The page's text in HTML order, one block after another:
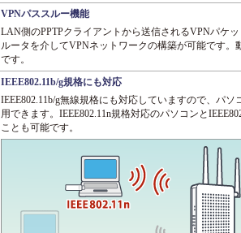
VPNパススルー機能
LAN側のPPTPクライアントから送信されるVPNパケ
ルータを介してVPNネットワークの構築が可能です
です。
IEEE802.11b/g規格にも対応
IEEE802.11b/g無線規格にも対応していますので、パ
用できます。IEEE802.11n規格対応のパソコンと
ことも可能です。